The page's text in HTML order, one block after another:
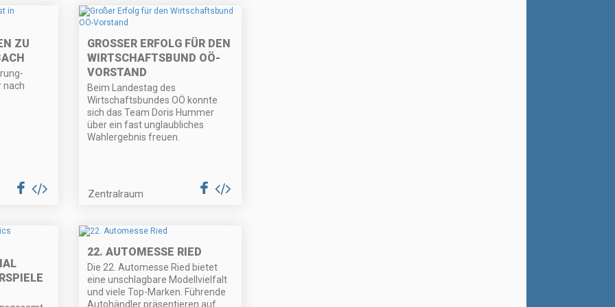
ZU
nach
GROSSER ERFOLG FÜR DEN W
IRTSCHAFTSBUND OÖ-V
ORSTAND
Beim Landestag des
Wirtschaftsbundes OÖ konnte
sich das Team Doris Hummer
über ein fast unglaubliches
Wahlergebnis freuen.
Zentralraum
22. AUTOMESSE RIED
Die 22. Automesse Ried bietet
eine unschlagbare Modellvielfalt
und viele Top-Marken. Führende
Autohändler präsentieren auf